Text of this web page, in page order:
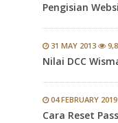
Pengisian
31 MAY 2013
Nilai DCC
04 FEBRUARY 2019
Cara Reset